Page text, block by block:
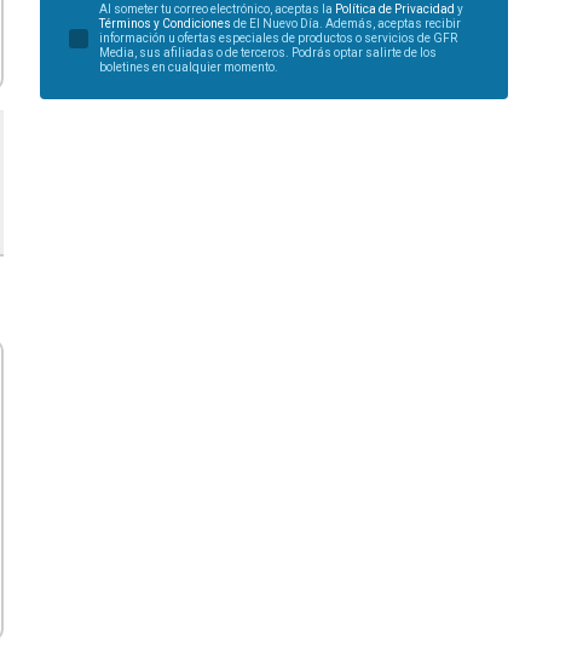
Al someter tu correo electrónico, aceptas la Política de Privacidad y
Términos y Condiciones de El Nuevo Día. Además, aceptas recibir
información u ofertas especiales de productos o servicios de GFR
Media, sus afiliadas o de terceros. Podrás optar salirte de los
boletines en cualquier momento.